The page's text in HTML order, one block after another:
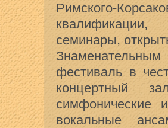
Римского-
квалификации,
семинары,
фестиваль в
концертный
симфонические
вокальные